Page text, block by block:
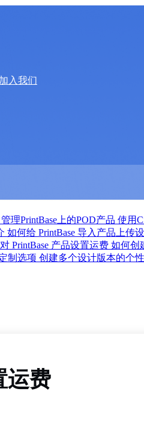
加入我们
管理PrintBase上的POD产品 使用
如何给 PrintBase 导入产品上传
PrintBase 产品设置运费 如何创
制选项 创建多个设计版本的个
运费